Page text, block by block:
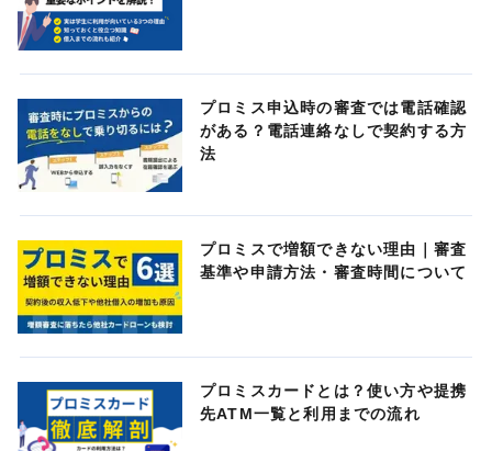
プロミス申込時の審査では電話確認
がある？電話連絡なしで契約する方
法
プロミスで増額できない理由｜審査
基準や申請方法・審査時間について
プロミスカードとは？使い方や提携
先ATM一覧と利用までの流れ